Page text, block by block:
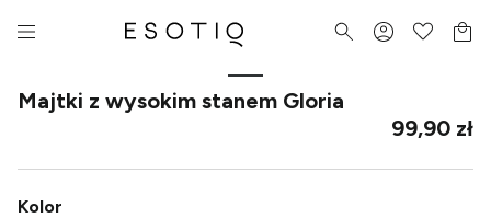
Majtki z wysokim stanem Gloria
99,90 zł
Kolor